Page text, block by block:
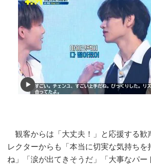
観客からは「大丈夫！」と応援する歓
レクターからも「本当に切実な気持ちを
ね」「涙が出てきそうだ」「大事なパー